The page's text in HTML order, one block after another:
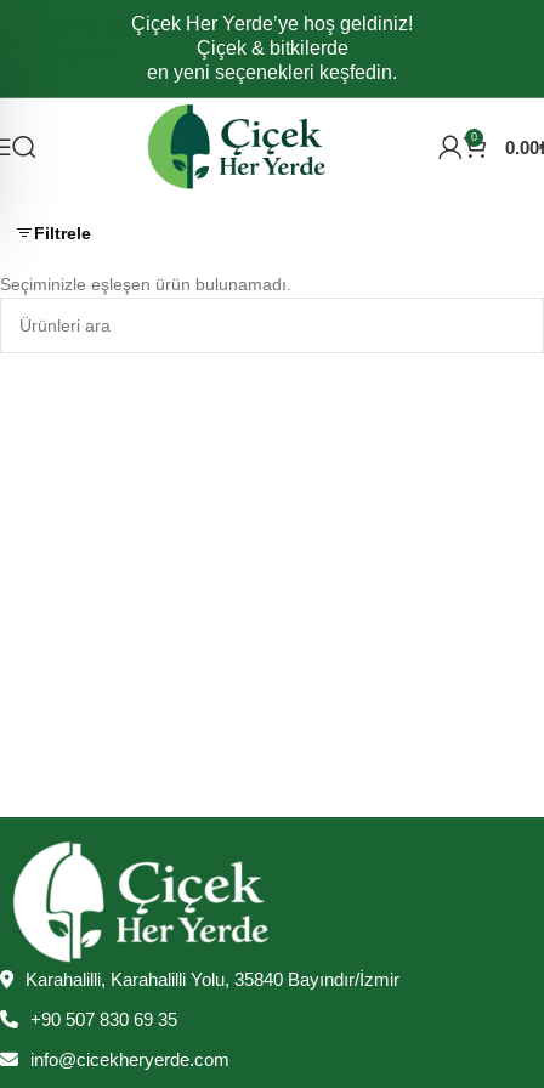
Navigasyona atlaÇiçek Her Yerde’ye hoş geldiniz!
Çiçek & bitkilerde
en yeni seçenekleri keşfedin.
0 0.00
Filtrele
Seçiminizle eşleşen ürün bulunamadı.
Karahalilli, Karahalilli Yolu, 35840 Bayındır/İzmir
+90 507 830 69 35
info@cicekheryerde.com